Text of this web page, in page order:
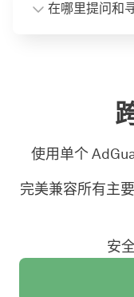
在哪里提问和
使用单个
完美兼容所有主
安